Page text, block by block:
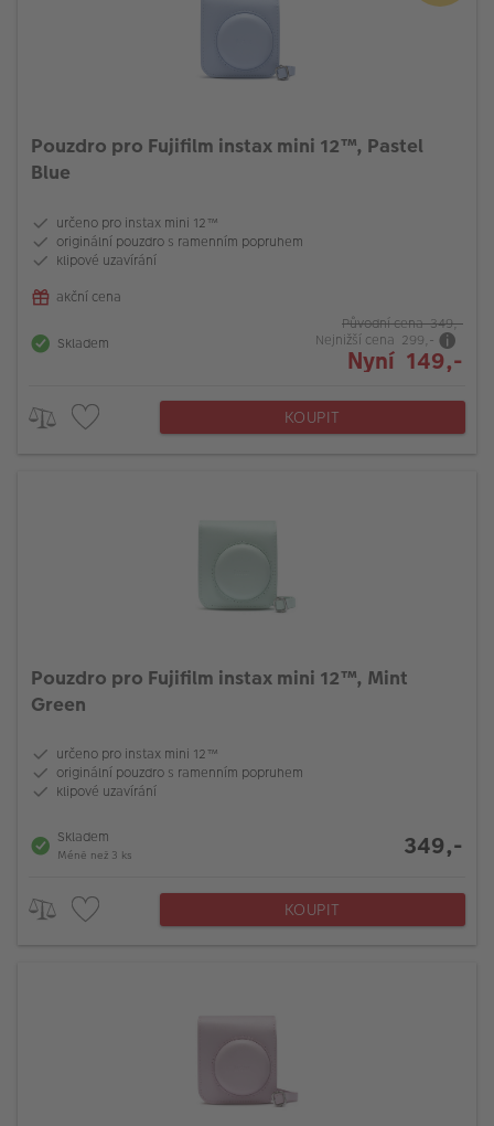
Pouzdro pro Fujifilm instax mini 12™, Pastel
Blue
určeno pro instax mini 12™
originální pouzdro s ramenním popruhem
klipové uzavírání
akční cena
Skladem
Původní cena 349,-
Nejnižší cena 299,-
Nyní 149,-
KOUPIT
Pouzdro pro Fujifilm instax mini 12™, Mint
Green
určeno pro instax mini 12™
originální pouzdro s ramenním popruhem
klipové uzavírání
Skladem
Méně než 3 ks 349,-
KOUPIT